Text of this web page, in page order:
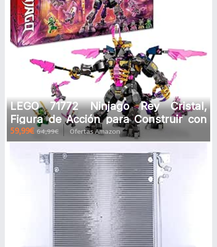
LEGO 71772 Ninjago Rey Cristal,
Figura de Acción para Construir con
Espada de Juguete y Mini Figura
59,99€ 64,99€ Ofertas Amazon